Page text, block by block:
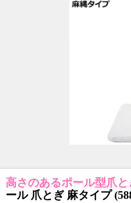
高さのあるポール型爪と
ール 爪とぎ 麻タイプ